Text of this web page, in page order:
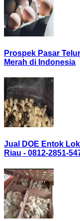
Prospek Pasar
Merah di Indonesia
Jual DOE Entok
Riau - 0812-2851-